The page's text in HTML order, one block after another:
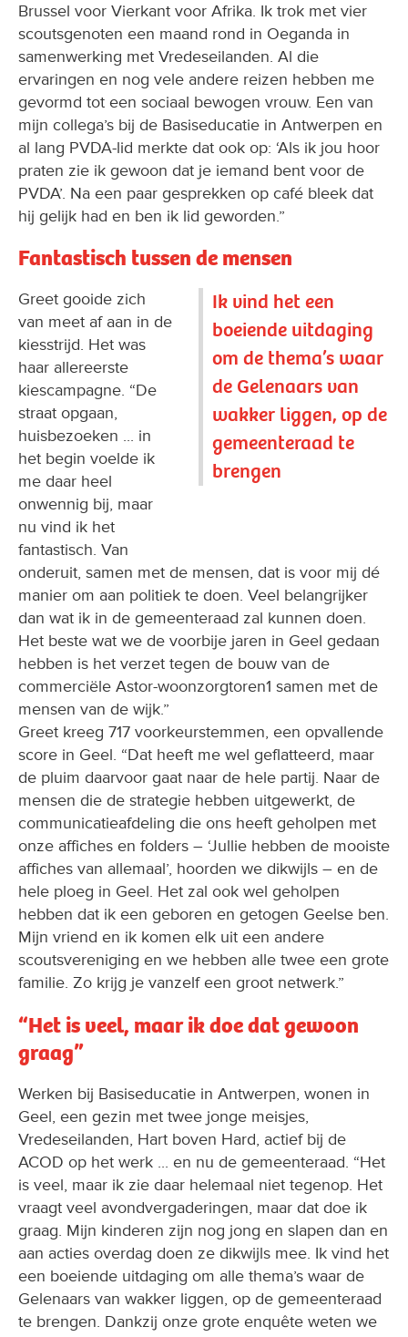
Brussel voor Vierkant voor Afrika. Ik trok met vier
scoutsgenoten een maand rond in Oeganda in
samenwerking met Vredeseilanden. Al die
ervaringen en nog vele andere reizen hebben me
gevormd tot een sociaal bewogen vrouw. Een van
mijn collega’s bij de Basiseducatie in Antwerpen en
al lang PVDA-lid merkte dat ook op: ‘Als ik jou hoor
praten zie ik gewoon dat je iemand bent voor de
PVDA’. Na een paar gesprekken op café bleek dat
hij gelijk had en ben ik lid geworden.”
Fantastisch tussen de mensen
Ik vind het een
boeiende uitdaging
om de thema’s waar
de Gelenaars van
wakker liggen, op de
gemeenteraad te
brengen
Greet gooide zich
van meet af aan in de
kiesstrijd. Het was
haar allereerste
kiescampagne. “De
straat opgaan,
huisbezoeken ... in
het begin voelde ik
me daar heel
onwennig bij, maar
nu vind ik het
fantastisch. Van
onderuit, samen met de mensen, dat is voor mij dé
manier om aan politiek te doen. Veel belangrijker
dan wat ik in de gemeenteraad zal kunnen doen.
Het beste wat we de voorbije jaren in Geel gedaan
hebben is het verzet tegen de bouw van de
commerciële Astor-woonzorgtoren1 samen met de
mensen van de wijk.”
Greet kreeg 717 voorkeurstemmen, een opvallende
score in Geel. “Dat heeft me wel geflatteerd, maar
de pluim daarvoor gaat naar de hele partij. Naar de
mensen die de strategie hebben uitgewerkt, de
communicatieafdeling die ons heeft geholpen met
onze affiches en folders – ‘Jullie hebben de mooiste
affiches van allemaal’, hoorden we dikwijls – en de
hele ploeg in Geel. Het zal ook wel geholpen
hebben dat ik een geboren en getogen Geelse ben.
Mijn vriend en ik komen elk uit een andere
scoutsvereniging en we hebben alle twee een grote
familie. Zo krijg je vanzelf een groot netwerk.”
“Het is veel, maar ik doe dat gewoon
graag”
Werken bij Basiseducatie in Antwerpen, wonen in
Geel, een gezin met twee jonge meisjes,
Vredeseilanden, Hart boven Hard, actief bij de
ACOD op het werk ... en nu de gemeenteraad. “Het
is veel, maar ik zie daar helemaal niet tegenop. Het
vraagt veel avondvergaderingen, maar dat doe ik
graag. Mijn kinderen zijn nog jong en slapen dan en
aan acties overdag doen ze dikwijls mee. Ik vind het
een boeiende uitdaging om alle thema’s waar de
Gelenaars van wakker liggen, op de gemeenteraad
te brengen. Dankzij onze grote enquête weten we